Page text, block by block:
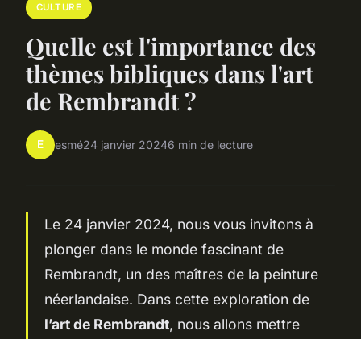
CULTURE
Quelle est l'importance des
thèmes bibliques dans l'art
de Rembrandt ?
E esmé24 janvier 20246 min de lecture
Le 24 janvier 2024, nous vous invitons à
plonger dans le monde fascinant de
Rembrandt, un des maîtres de la peinture
néerlandaise. Dans cette exploration de
l’art de Rembrandt, nous allons mettre